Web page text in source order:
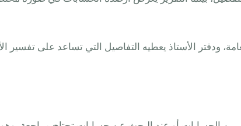
ودفتر الأستاذ يعطيه التفاصيل التي تساعد على